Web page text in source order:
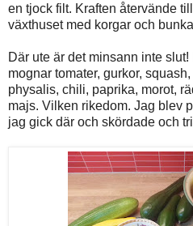
en tjock filt. Kraften återvände
växthuset med korgar och
Där ute är det minsann inte
mognar tomater, gurkor,
physalis, chili, paprika, morot,
majs. Vilken rikedom. Jag blev
jag gick där och skördade och